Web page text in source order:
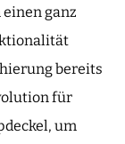
ganz
bereits
für
um